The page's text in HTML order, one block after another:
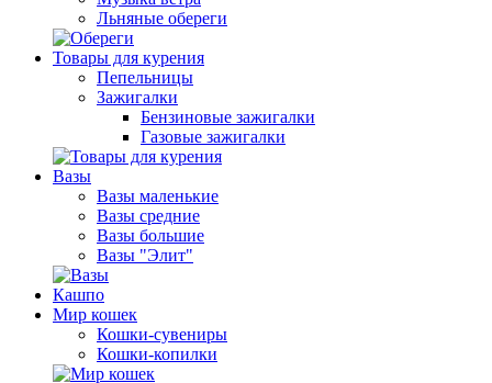
Льняные обереги
Товары для курения
Пепельницы
Зажигалки
Бензиновые зажигалки
Газовые зажигалки
Вазы
Вазы маленькие
Вазы средние
Вазы большие
Вазы "Элит"
Кашпо
Мир кошек
Кошки-сувениры
Кошки-копилки